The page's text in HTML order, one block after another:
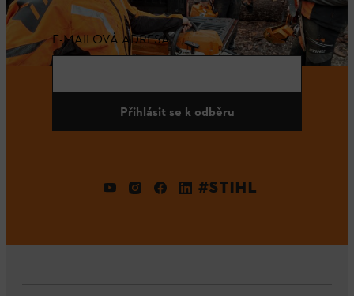
E-MAILOVÁ ADRESA
Přihlásit se k odběru
#STIHL